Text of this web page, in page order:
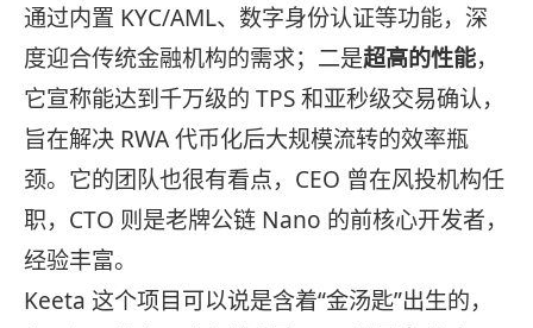
通过内置 KYC/AML、数字身份认证等功能，深
度迎合传统金融机构的需求；二是超高的性能，
它宣称能达到千万级的 TPS 和亚秒级交易确认，
旨在解决 RWA 代币化后大规模流转的效率瓶
颈。它的团队也很有看点，CEO 曾在风投机构任
职，CTO 则是老牌公链 Nano 的前核心开发者，
经验丰富。
Keeta 这个项目可以说是含着“金汤匙”出生的，